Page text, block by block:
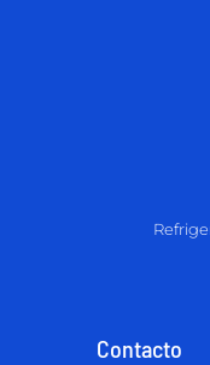
Contacto